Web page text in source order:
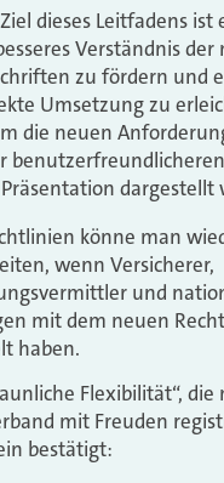
dieses Leitfadens ist
Verständnis der
zu fördern und
Umsetzung zu
die neuen
dargestellt
könne man
wenn Versicherer,
und
mit dem neuen
haben.
Flexibilität“, die
mit Freuden
bestätigt: